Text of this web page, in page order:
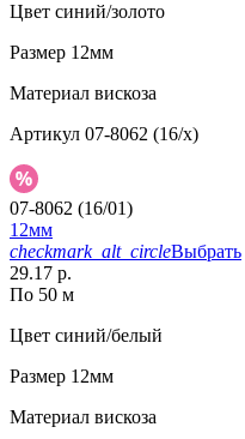
Цвет синий/золото
Размер 12мм
Материал вискоза
Артикул 07-8062 (16/x)
07-8062 (16/01)
12мм
checkmark_alt_circleВыбрать
29.17 р.
По 50 м
Цвет синий/белый
Размер 12мм
Материал вискоза